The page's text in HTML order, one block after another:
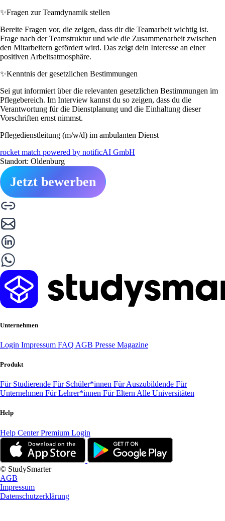
✨Fragen zur Teamdynamik stellen
Bereite Fragen vor, die zeigen, dass dir die Teamarbeit wichtig ist.
Frage nach der Teamstruktur und wie die Zusammenarbeit zwischen
den Mitarbeitern gefördert wird. Das zeigt dein Interesse an einer
positiven Arbeitsatmosphäre.
✨Kenntnis der gesetzlichen Bestimmungen
Sei gut informiert über die relevanten gesetzlichen Bestimmungen im
Pflegebereich. Im Interview kannst du so zeigen, dass du die
Verantwortung für die Dienstplanung und die Einhaltung dieser
Vorschriften ernst nimmst.
Pflegedienstleitung (m/w/d) im ambulanten Dienst
rocket match powered by notificAI GmbH
Standort: Oldenburg
Jetzt bewerben
Unternehmen
Login Impressum FAQ AGB Presse Magazine
Produkt
Für Studierende Für Schüler*innen Für Auszubildende Für
Unternehmen Für Lehrer*innen Für Eltern Alle Universitäten
Help
Help CenterPremium Login
© StudySmarter
AGB
Impressum
Datenschutzerklärung